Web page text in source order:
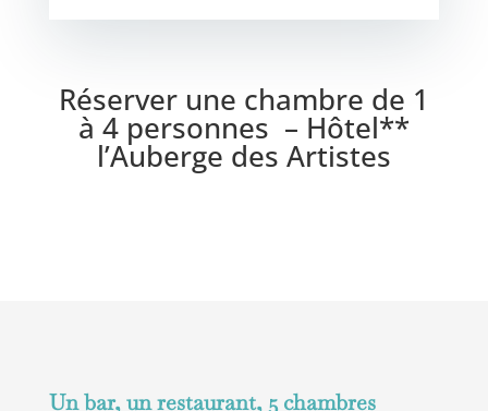
Réserver une chambre de 1
à 4 personnes – Hôtel**
l’Auberge des Artistes
Un bar, un restaurant, 5 chambres